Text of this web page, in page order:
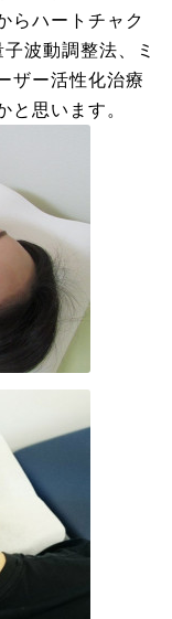
らハートチャク
波動調整法、ミ
ザー活性化治療
と思います。